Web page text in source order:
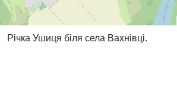
Річка Ушиця біля села Вахнівці.